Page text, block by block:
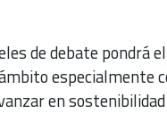
de debate pondrá
especialmente
en